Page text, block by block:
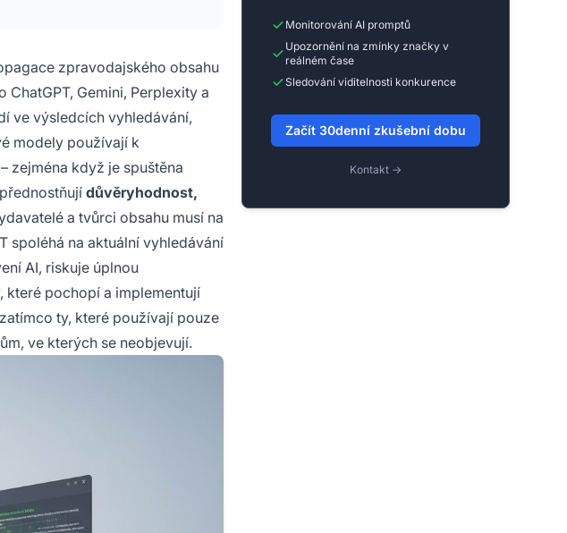
zpravodajského obsahu
ChatGPT, Gemini, Perplexity a
ve výsledcích vyhledávání,
modely používají k
zejména když je spuštěna
důvěryhodnost,
a tvůrci obsahu musí na
spoléhá na aktuální vyhledávání
AI, riskuje úplnou
které pochopí a implementují
ty, které používají pouze
ve kterých se neobjevují.
Monitorování AI promptů
Upozornění na zmínky značky v
reálném čase
Sledování viditelnosti konkurence
Začít 30denní zkušební dobu
Kontakt →